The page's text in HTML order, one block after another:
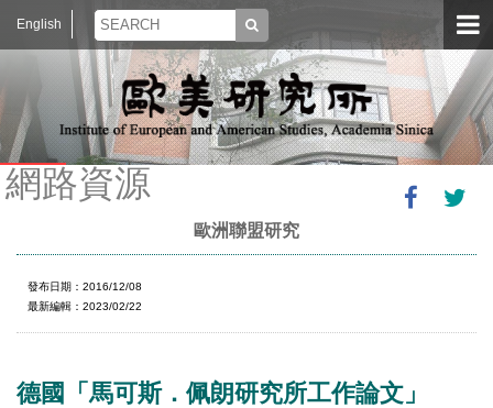
English
網路資源
歐洲聯盟研究
發布日期：2016/12/08
最新編輯：2023/02/22
德國「馬可斯．佩朗研究所工作論文」